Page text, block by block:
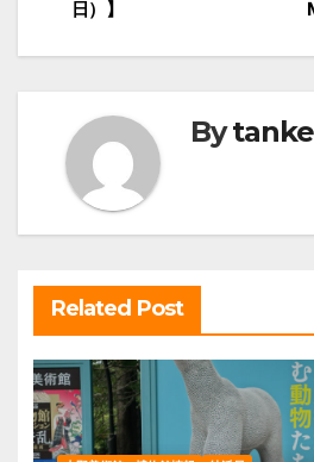
稿
ー
シ
日）】
By
Related Post